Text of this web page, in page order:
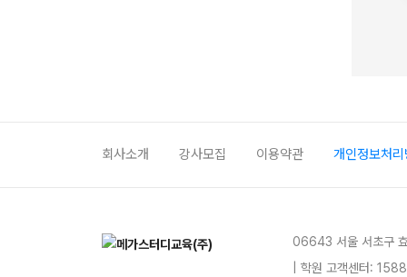
회사소개 강사모집 이용약관 개인정보처
06643 서울 서초구
| 학원 고객센터: